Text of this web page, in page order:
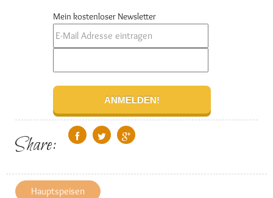
Mein kostenloser Newsletter
Share:
Hauptspeisen